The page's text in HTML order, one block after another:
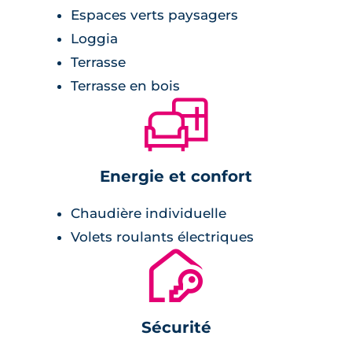
Espaces verts paysagers
Loggia
Terrasse
Terrasse en bois
🛋
Energie et confort
Chaudière individuelle
Volets roulants électriques
🔐
Sécurité